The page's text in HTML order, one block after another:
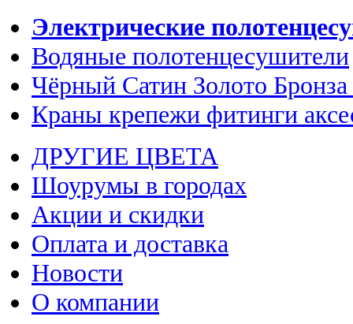
Электрические
Водяные полотенцесушители
Чёрный Сатин Золото
Краны крепежи фитинги
ДРУГИЕ ЦВЕТА
Шоурумы в городах
Акции и скидки
Оплата и доставка
Новости
О компании